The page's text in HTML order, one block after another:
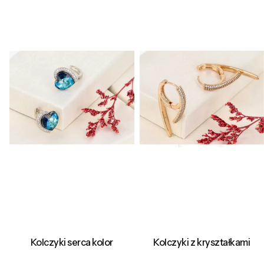
Kolczyki serca kolor Kolczyki z kryształkami